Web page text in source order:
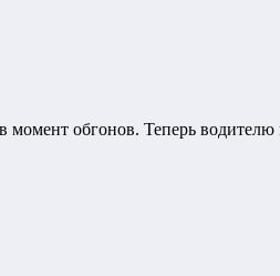
момент обгонов. Теперь водителю